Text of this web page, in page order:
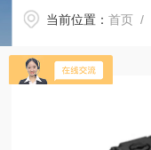
当前位置：首页 /